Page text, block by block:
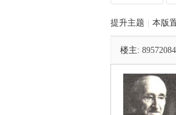
提升主题 本版
楼主: